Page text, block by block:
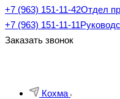
+7 (963) 151-11-42Отдел
+7 (963) 151-11-11
Заказать звонок
Кохма